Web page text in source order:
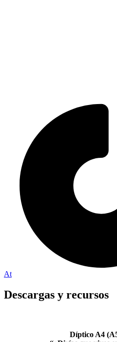
At
Descargas y recursos
Díptico A4